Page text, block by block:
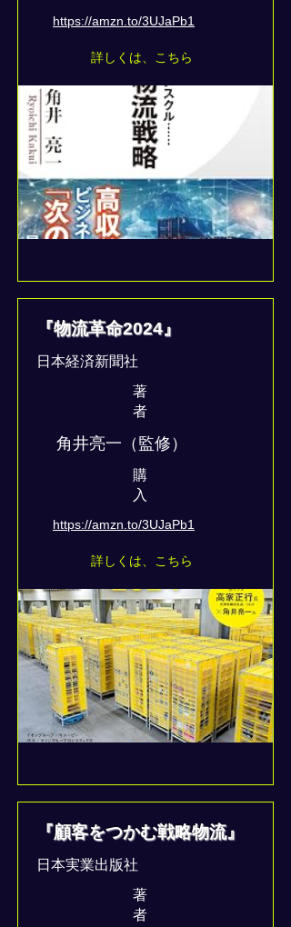
https://amzn.to/3UJaPb1
詳しくは、こちら
『物流革命2024』
日本経済新聞社
著
者
角井亮一（監修）
​購
入
https://amzn.to/3UJaPb1
詳しくは、こちら
『顧客をつかむ戦略物流』
日本実業出版社
著
者